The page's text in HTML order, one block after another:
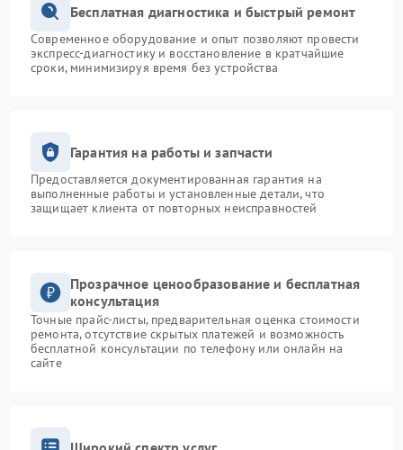
Бесплатная диагностика и быстрый ремонт
Современное оборудование и опыт позволяют провести
экспресс-диагностику и восстановление в кратчайшие
сроки, минимизируя время без устройства
Гарантия на работы и запчасти
Предоставляется документированная гарантия на
выполненные работы и установленные детали, что
защищает клиента от повторных неисправностей
Прозрачное ценообразование и бесплатная
консультация
Точные прайс-листы, предварительная оценка стоимости
ремонта, отсутствие скрытых платежей и возможность
бесплатной консультации по телефону или онлайн на
сайте